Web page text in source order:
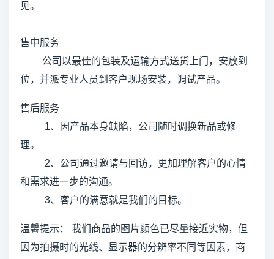
见。
售中服务
公司以最佳的包装及运输方式送货上门，安放到
位，并派专业人员到客户现场安装，调试产品。
售后服务
1、因产品本身缺陷，公司随时调换新品或修
理。
2、公司通过邀请与回访，更加理解客户的心情
和需求进一步的沟通。
3、客户的满意就是我们的目标。
温馨提示： 我们商品的图片颜色已尽量接近实物，但
因为拍摄时的光线、显示器的分辨率不同等因素，商